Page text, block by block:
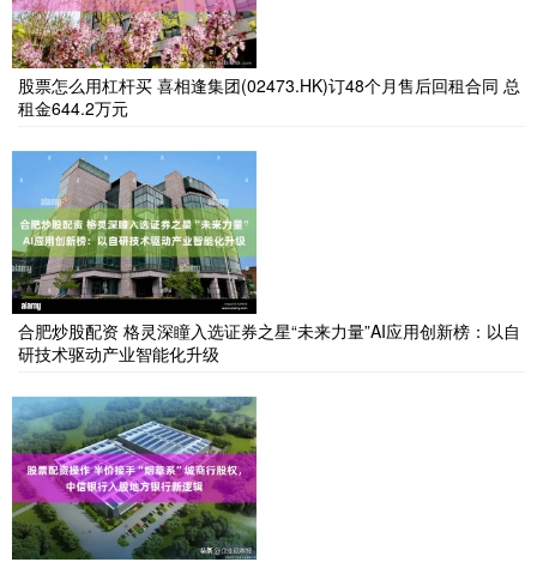
股票怎么用杠杆买 喜相逢集团(02473.HK)订48个月售后回租合同 总
租金644.2万元
合肥炒股配资 格灵深瞳入选证券之星“未来力量”AI应用创新榜：以自
研技术驱动产业智能化升级